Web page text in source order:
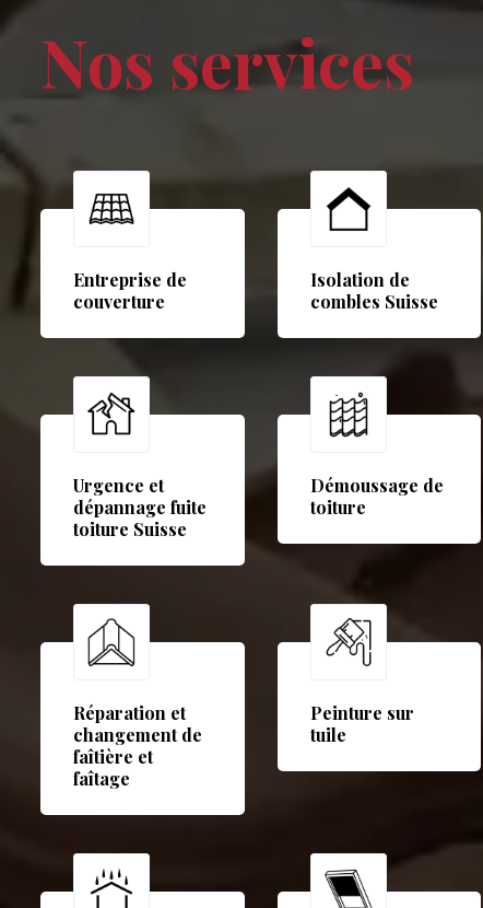
Nos services
Entreprise de
couverture
Isolation de
combles Suisse
Urgence et
dépannage fuite
toiture Suisse
Démoussage de
toiture
Réparation et
changement de
faîtière et
faîtage
Peinture sur
tuile